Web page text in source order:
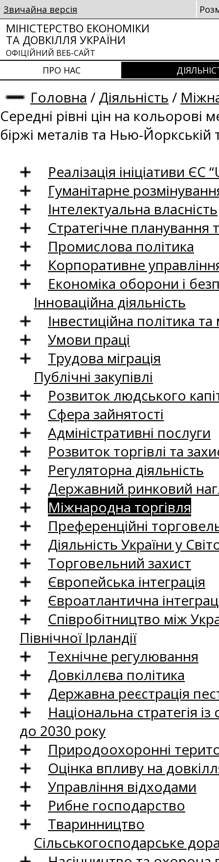
Звичайна версія
МІНІСТЕРСТВО ЕКОНОМІКИ
ТА ДОВКІЛЛЯ УКРАЇНИ
ОФІЦІЙНИЙ ВЕБ-САЙТ
ПРО НАС
Головна / Діяльність /
Середні рівні цін на кольорові
біржі металів та Нью-Йоркській
Реалізація ініціативи ЄС
Гуманітарне
Інтелектуальна власність
Стратегічне
Промислова політика
Корпоративне
Економіка оборони і
Інноваційна діяльність
Інвестиційна політика
Умови праці
Трудова міграція
Публічні закупівлі
Розвиток людського
Сфера зайнятості
Адміністративні послуги
Розвиток торгівлі та
Регуляторна діяльність
Державний ринковий
Міжнародна торгівля
Преференційні
Діяльність України у
Торговельний захист
Європейська інтеграція
Євроатлантична
Співробітництво між
Північної Ірландії
Технічне регулювання
Довкіллєва політика
Державна реєстрація
Національна стратегія
до 2030 року
Природоохоронні
Оцінка впливу на
Управління відходами
Рибне господарство
Тваринництво
Сільськогосподарське